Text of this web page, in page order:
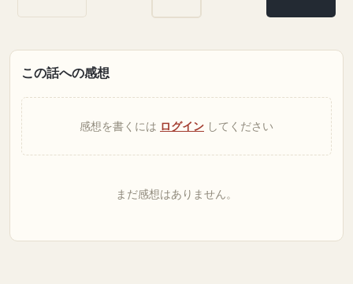
この話への感想
感想を書くには ログイン してください
まだ感想はありません。